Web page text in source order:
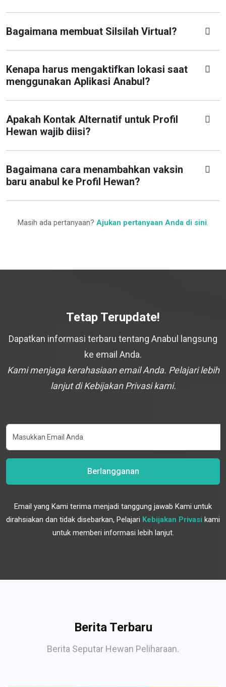
Bagaimana membuat Silsilah Virtual?
Kenapa harus mengaktifkan lokasi saat
menggunakan Aplikasi Anabul?
Apakah Kontak Alternatif untuk Profil
Hewan wajib diisi?
Bagaimana cara menambahkan vaksin
baru anabul ke Profil Hewan?
Masih ada pertanyaan? Ajukan pertanyaan Anda di sini.
Tetap Terupdate!
Dapatkan informasi terbaru tentang Anabul langsung
ke email Anda.
Kami menjaga kerahasiaan email Anda. Pelajari lebih
lanjut di Kebijakan Privasi kami.
Berlangganan
Email yang Kami terima menjadi tanggung jawab Kami untuk
dirahsiakan dan tidak disebarkan, Pelajari Kebijakan Privasi kami
untuk memberi informasi lebih lanjut.
Berita Terbaru
Berita Seputar Hewan Peliharaan.